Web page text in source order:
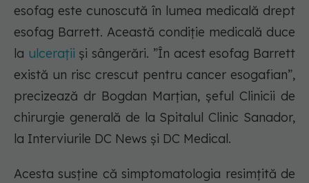
esofag este cunoscută în lumea medicală drept
esofag Barrett. Această condiție medicală duce
la ulcerații și sângerări. ”În acest esofag Barrett
există un risc crescut pentru cancer esogafian”,
precizează dr Bogdan Marțian, șeful Clinicii de
chirurgie generală de la Spitalul Clinic Sanador,
la Interviurile DC News și DC Medical.
Acesta susține că simptomatologia resimțită de